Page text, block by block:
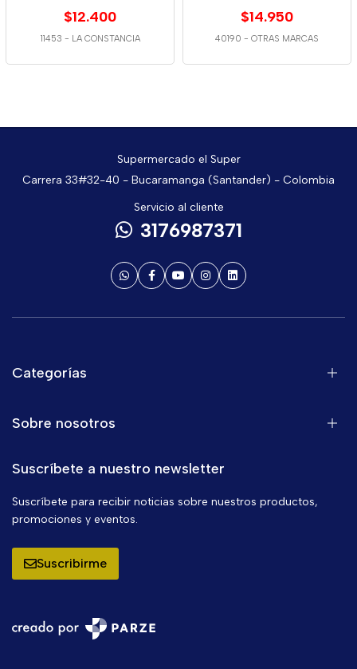
$12.400
11453 - LA CONSTANCIA
$14.950
40190 - OTRAS MARCAS
Supermercado el Super
Carrera 33#32-40 - Bucaramanga (Santander) - Colombia
Servicio al cliente
3176987371
Categorías
Sobre nosotros
Suscríbete a nuestro newsletter
Suscríbete para recibir noticias sobre nuestros productos,
promociones y eventos.
Suscribirme